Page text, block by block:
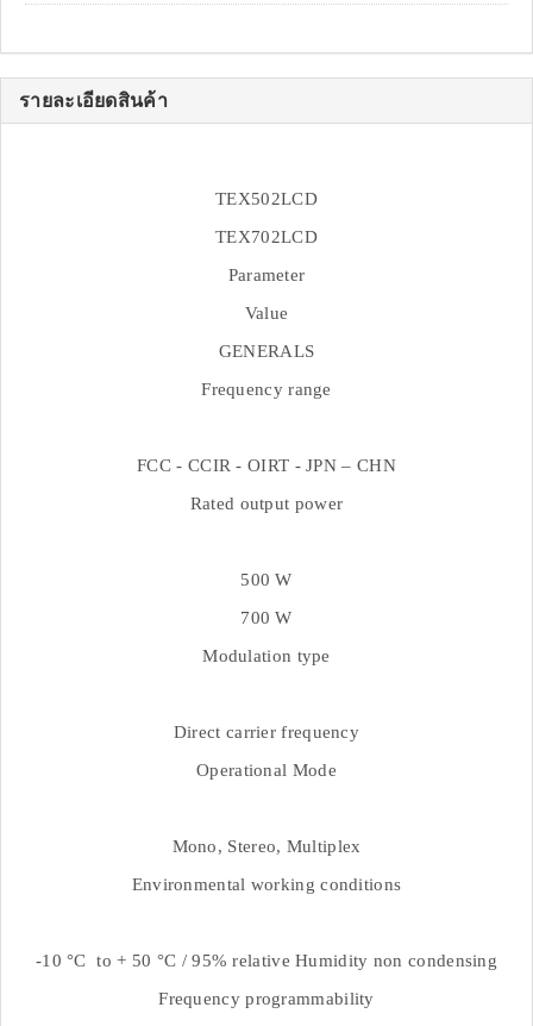
รายละเอียดสินค้า
TEX502LCD
TEX702LCD
Parameter
Value
GENERALS
Frequency range
FCC - CCIR - OIRT - JPN – CHN
Rated output power
500 W
700 W
Modulation type
Direct carrier frequency
Operational Mode
Mono, Stereo, Multiplex
Environmental working conditions
-10 °C to + 50 °C / 95% relative Humidity non condensing
Frequency programmability